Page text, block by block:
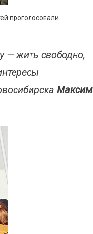
проголосовали
— жить свободно,
Максим